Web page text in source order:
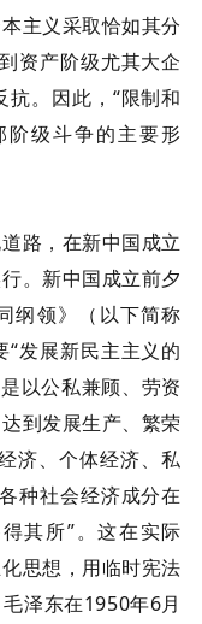
主义采取恰如其分
资产阶级尤其大企
。因此，“限制和
级斗争的主要形
路，在新中国成立
。新中国成立前夕
纲领》（以下简称
“发展新民主主义的
以公私兼顾、劳资
到发展生产、繁荣
济、个体经济、私
种社会经济成分在
其所”。这在实际
思想，用临时宪法
泽东在1950年6月